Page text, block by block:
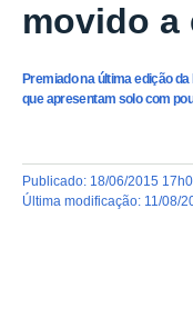
movido a
Premiado na última edição
que apresentam solo com
publicado: 18/06/2015
última modificação: 11/08/